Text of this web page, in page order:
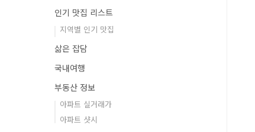
인기 맛집 리스트
지역별 인기 맛집
삶은 잡담
국내여행
부동산 정보
아파트 실거래가
아파트 샷시